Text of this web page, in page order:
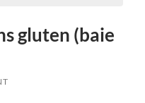
gluten (baie